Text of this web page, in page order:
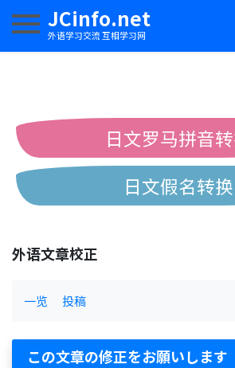
JCinfo.net
外语学习交流 互相学习网
切换导航
日文罗马拼音
日文假名转换
外语文章校正
一览 投稿
この文章の修正をお願いします